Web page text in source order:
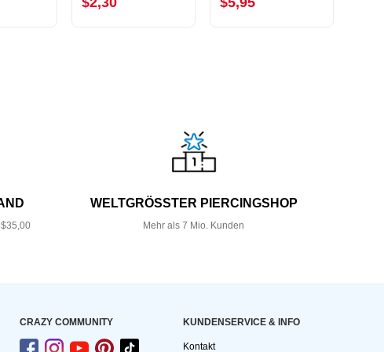
WELTGRÖSSTER PIERCINGSHOP
Mehr als 7 Mio. Kunden
CRAZY COMMUNITY KUNDEN­SERVICE & INFO
Kontakt